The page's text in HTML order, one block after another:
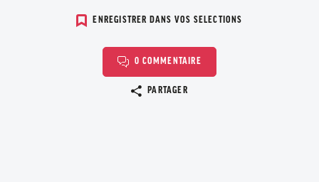
ENREGISTRER DANS VOS SELECTIONS
0 COMMENTAIRE
PARTAGER